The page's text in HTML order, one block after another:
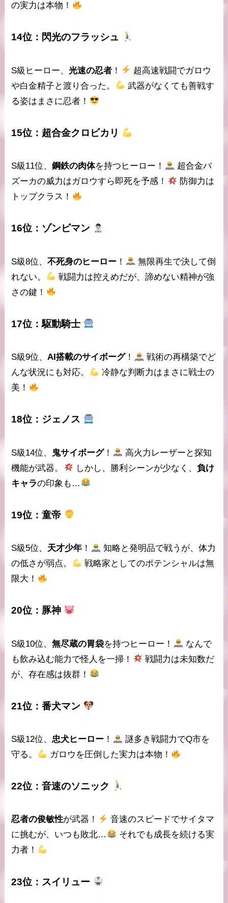
の実力は本物！
14位： 閃光のフラッシュ
S級ヒーロー、光速の忍者 ！ 超高速戦闘でガロウ
や白金精子と渡り合った。
武器がなくても善戦す
る姿はまさに忍者！
15位： 超合金クロビカリ
S級11位、鋼鉄の肉体を持つヒーロー！
超合金バ
ズーカの威力はガロウすら即死を予感！
防御力は
トップクラス！
16位： ゾンビマン
S級8位、不死身のヒーロー ！ 無限再生で決して倒
れない。
戦闘力は控えめだが、諦めない精神が強
さの鍵！
17位：駆動騎士
S級9位、AI搭載のサイボーグ！ 戦術の再構築でど
んな状況にも対応。
冷静な判断力はまさに戦士の
美！
18位： ジェノス
S級14位、 鬼サイボーグ！ 高火力レーザー と探知
機能が武器。
しかし、勝利シーンが少なく、 負け
キャラの印象も…
19位：童帝
S級5位、 天才少年 ！ 知略と発明品で戦うが、体力
の低さが弱点。
戦略家としてのポテンシャルは無
限大！
20位： 豚神
S級10位、無尽蔵の胃袋を持つヒーロー！
なんで
も飲み込む能力で怪人を一掃！
戦闘力は未知数だ
が、存在感は抜群！
21位：番犬マン
S級12位、忠犬ヒーロー ！ 謎多き戦闘力でQ市を
守る。
ガロウを圧倒した実力は本物！
22位：音速のソニック
忍者の俊敏性が武器！ 音速のスピードでサイタマ
に挑むが、いつも敗北…
それでも成長を続ける実
力者！
23位： スイリュー